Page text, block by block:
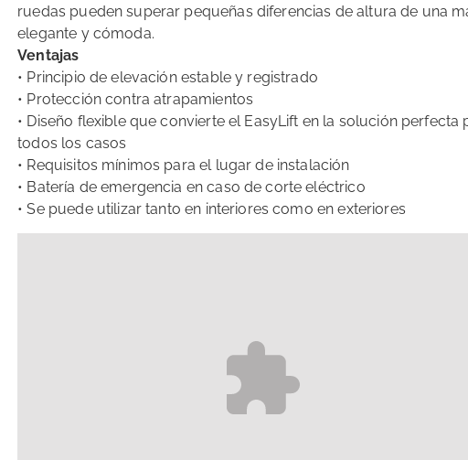
ruedas pueden superar pequeñas diferencias de altura de una
elegante y cómoda.
Ventajas
• Principio de elevación estable y registrado
• Protección contra atrapamientos
• Diseño flexible que convierte el EasyLift en la solución perfecta
todos los casos
• Requisitos mínimos para el lugar de instalación
• Batería de emergencia en caso de corte eléctrico
• Se puede utilizar tanto en interiores como en exteriores